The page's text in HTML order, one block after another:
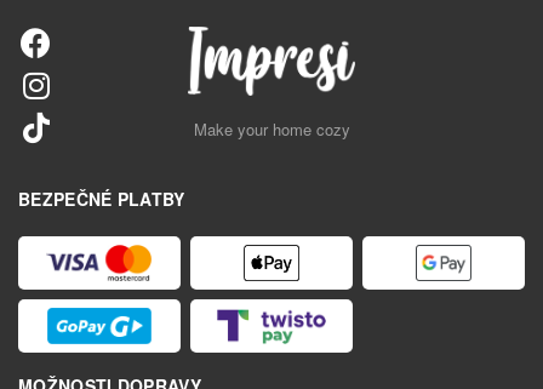
Make your home cozy
BEZPEČNÉ PLATBY